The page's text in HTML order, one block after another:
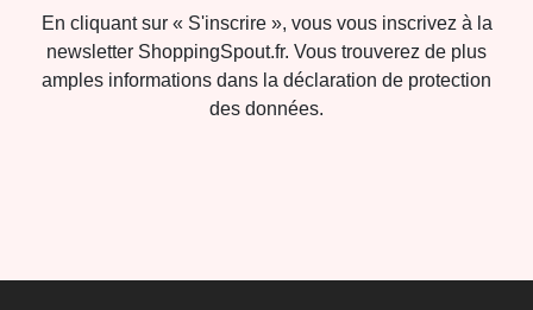
En cliquant sur « S'inscrire », vous vous inscrivez à la
newsletter ShoppingSpout.fr. Vous trouverez de plus
amples informations dans la déclaration de protection
des données.